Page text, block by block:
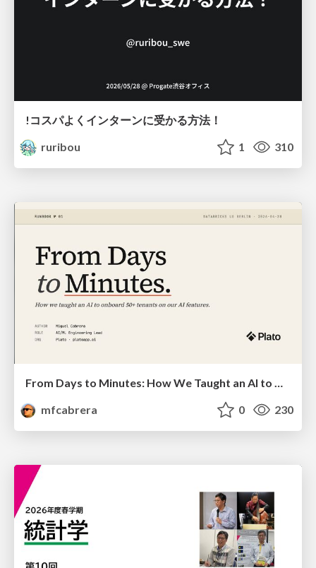
!コスパよくインターンに受かる方法！
ruribou
1 310
From Days to Minutes: How We Taught an AI to Onboard 50+ Tenants on our AI Features
mfcabrera
0 230